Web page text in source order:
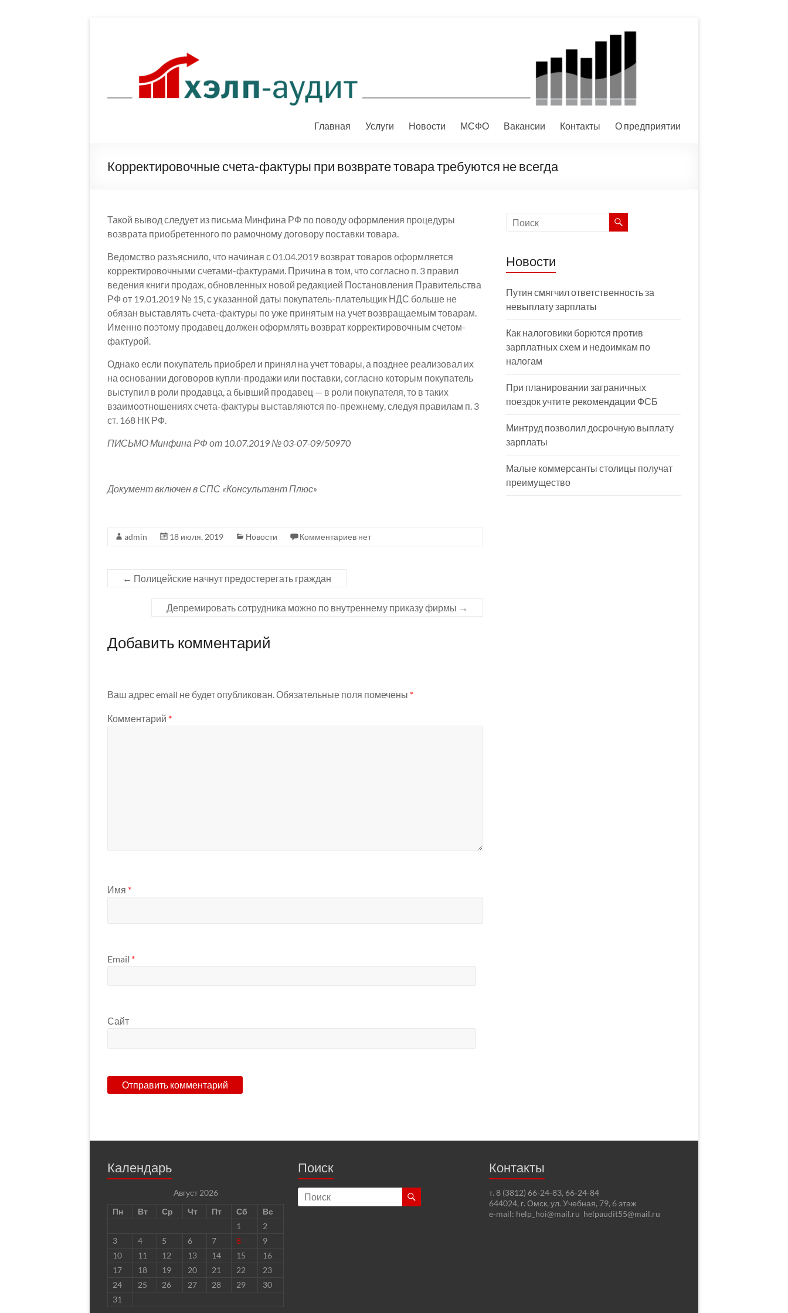
Главная Услуги Новости МСФО Вакансии Контакты О предприятии
Корректировочные счета-фактуры при возврате товара требуются не всегда
Такой вывод следует из письма Минфина РФ по поводу оформления процедуры
возврата приобретенного по рамочному договору поставки товара.
Ведомство разъяснило, что начиная с 01.04.2019 возврат товаров оформляется
корректировочными счетами-фактурами. Причина в том, что согласно п. 3 правил
ведения книги продаж, обновленных новой редакцией Постановления Правительства
РФ от 19.01.2019 № 15, с указанной даты покупатель-плательщик НДС больше не
обязан выставлять счета-фактуры по уже принятым на учет возвращаемым товарам.
Именно поэтому продавец должен оформлять возврат корректировочным счетом-
фактурой.
Однако если покупатель приобрел и принял на учет товары, а позднее реализовал их
на основании договоров купли-продажи или поставки, согласно которым покупатель
выступил в роли продавца, а бывший продавец — в роли покупателя, то в таких
взаимоотношениях счета-фактуры выставляются по-прежнему, следуя правилам п. 3
ст. 168 НК РФ.
ПИСЬМО Минфина РФ от 10.07.2019 № 03-07-09/50970
Документ включен в СПС «Консультант Плюс»
admin 18 июля, 2019 Новости Комментариев нет
← Полицейские начнут предостерегать граждан
Депремировать сотрудника можно по внутреннему приказу фирмы →
Добавить комментарий
Ваш адрес email не будет опубликован. Обязательные поля помечены *
Комментарий *
Имя *
Email *
Сайт
Новости
Путин смягчил ответственность за
невыплату зарплаты
Как налоговики борются против
зарплатных схем и недоимкам по
налогам
При планировании заграничных
поездок учтите рекомендации ФСБ
Минтруд позволил досрочную выплату
зарплаты
Малые коммерсанты столицы получат
преимущество
Календарь
Август 2026
Пн
Вт Ср Чт Пт Сб
Вс
1
2
3
4 5 6 7 8
9
10
11 12 13 14 15
16
17
18 19 20 21 22
23
24
25 26 27 28 29
30
31
Поиск Контакты
т. 8 (3812) 66-24-83, 66-24-84
644024, г. Омск, ул. Учебная, 79, 6 этаж
e-mail: help_hoi@mail.ru helpaudit55@mail.ru